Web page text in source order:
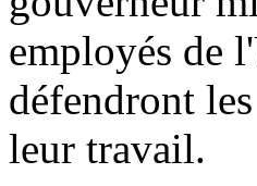
employés de
défendront
leur travail.